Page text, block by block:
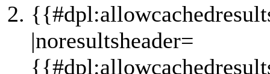
|noresultsheader=